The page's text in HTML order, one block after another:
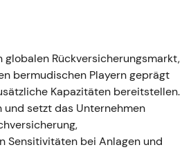
Buchwertvorteil. Zusammen
sondern als Unternehmen
Fundamentaldaten und
Rückversicherungsmarkt,
bermudischen Playern geprägt
Kapazitäten bereitstellen.
und setzt das Unternehmen
Sensitivitäten bei Anlagen und